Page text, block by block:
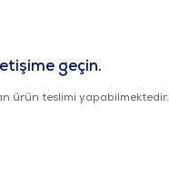
geçin.
ürün teslimi yapabilmektedir.